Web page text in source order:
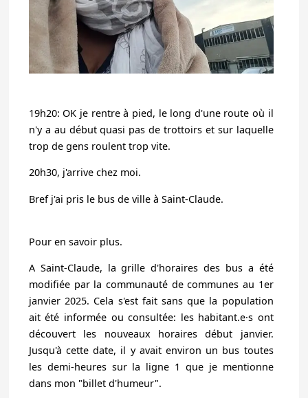
19h20: OK je rentre à pied, le long d'une route où il
n'y a au début quasi pas de trottoirs et sur laquelle
trop de gens roulent trop vite.
20h30, j'arrive chez moi.
Bref j'ai pris le bus de ville à Saint-Claude.
Pour en savoir plus.
A Saint-Claude, la grille d'horaires des bus a été
modifiée par la communauté de communes au 1er
janvier 2025. Cela s'est fait sans que la population
ait été informée ou consultée: les habitant.e·s ont
découvert les nouveaux horaires début janvier.
Jusqu'à cette date, il y avait environ un bus toutes
les demi-heures sur la ligne 1 que je mentionne
dans mon "billet d'humeur".